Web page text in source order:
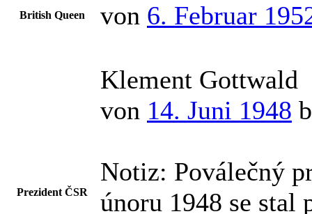
British Queen
von 6. Februar
Prezident ČSR
Klement Gottwald
von 14. Juni 1948
Notiz: Poválečný
únoru 1948 se